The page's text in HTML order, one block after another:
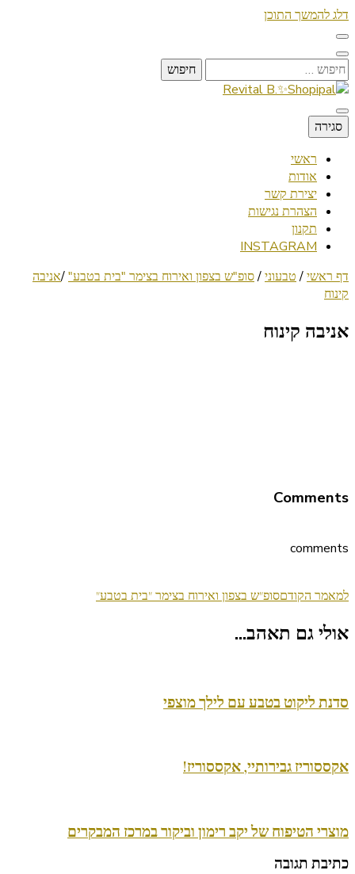
דלג להמשך התוכן
חיפוש:
Revital B.✨Shopipal
Lifestyle ✦ Beauty ✦ Vegan ✦ Travel
סגירה
ראשי
אודות
יצירת קשר
הצהרת נגישות
תקנון
INSTAGRAM
דף ראשי/ טבעוני/סופ"ש בצפון ואירוח בצימר "בית בטבע"/אניבה
קינוח
אניבה קינוח
Comments
comments
ניווט
בפוסטים
למאמר הקודםסופ"ש בצפון ואירוח בצימר "בית בטבע"
אולי גם תאהב...
סדנת ליקוט בטבע עם לילך מוצפי
אקססוריז גבירותיי, אקססוריז!
מוצרי הטיפוח של יקב רימון וביקור במרכז המבקרים
כתיבת תגובה